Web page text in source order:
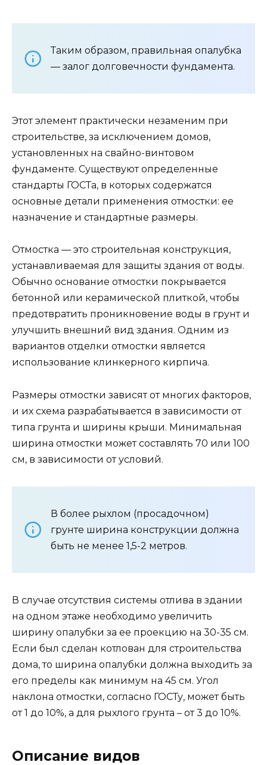
Таким образом, правильная опалубка
— залог долговечности фундамента.
Этот элемент практически незаменим при
строительстве, за исключением домов,
установленных на свайно-винтовом
фундаменте. Существуют определенные
стандарты ГОСТа, в которых содержатся
основные детали применения отмостки: ее
назначение и стандартные размеры.
Отмостка — это строительная конструкция,
устанавливаемая для защиты здания от воды.
Обычно основание отмостки покрывается
бетонной или керамической плиткой, чтобы
предотвратить проникновение воды в грунт и
улучшить внешний вид здания. Одним из
вариантов отделки отмостки является
использование клинкерного кирпича.
Размеры отмостки зависят от многих факторов,
и их схема разрабатывается в зависимости от
типа грунта и ширины крыши. Минимальная
ширина отмостки может составлять 70 или 100
см, в зависимости от условий.
В более рыхлом (просадочном)
грунте ширина конструкции должна
быть не менее 1,5-2 метров.
В случае отсутствия системы отлива в здании
на одном этаже необходимо увеличить
ширину опалубки за ее проекцию на 30-35 см.
Если был сделан котлован для строительства
дома, то ширина опалубки должна выходить за
его пределы как минимум на 45 см. Угол
наклона отмостки, согласно ГОСТу, может быть
от 1 до 10%, а для рыхлого грунта – от 3 до 10%.
Описание видов